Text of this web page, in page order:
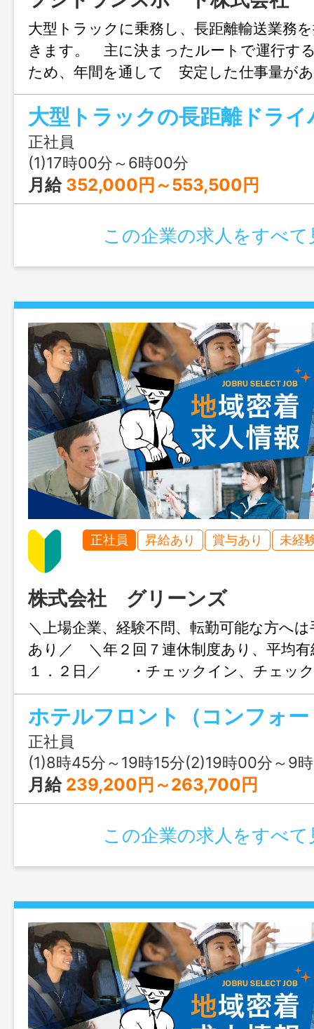
大型トラックに乗務し、長距離輸送業務
きます。 主に決まったルートで運行す
ため、年間を通して 安定した仕事量
た、安全性の高い最新型トラックを導入
イバーの 負担軽減にも配慮しています
通じて、運行ルール や業務の流れをし
め、安心してスタートできます。 安定
く腰を据えて働きたい方にぴったりで
収例：５５０万円～７２０万円 ※変更範
る業務 【積極採用中！】
正社員
(1)17時00分～6時00分
月給 352,000円～553,500円
この企業の求人をすべて
正社員 昇給あり 賞与あり 未経
株式会社 グリーンズ
＼上場企業、経験不問、転勤可能な方へ
あり／ ＼年２回７連休制度あり、平均有
１．２日／ ・チェックイン、チェッ
電話やメールによる問い合わせ対応、予
トシステムでの入力業務 ・客室清掃状
理やスタッフ教育 など ・接客業務で
方の応募採用は、 日本語能力試験“Ｎ２
限定 ・変更範囲：変更あり（会社の定
正社員
(1)8時45分～19時15分(2)19時00分～9
月給 239,200円～263,700円
この企業の求人をすべて